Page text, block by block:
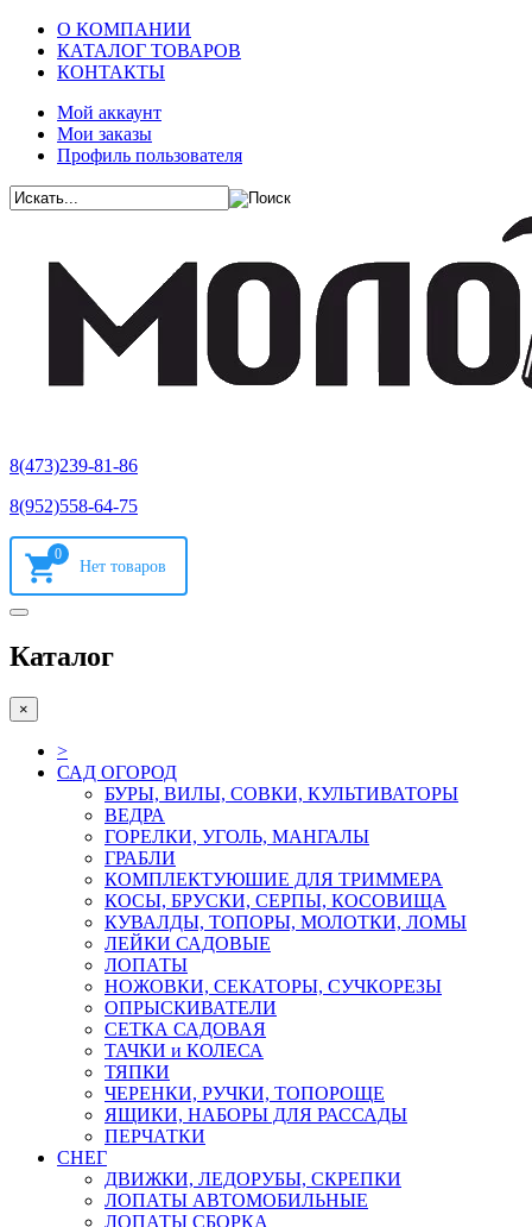
О КОМПАНИИ
КАТАЛОГ ТОВАРОВ
КОНТАКТЫ
Мой аккаунт
Мои заказы
Профиль пользователя
8(473)239-81-86
8(952)558-64-75
0
Каталог
×
>
САД ОГОРОД
БУРЫ, ВИЛЫ, СОВКИ, КУЛЬТИВАТОРЫ
ВЕДРА
ГОРЕЛКИ, УГОЛЬ, МАНГАЛЫ
ГРАБЛИ
КОМПЛЕКТУЮШИЕ ДЛЯ ТРИММЕРА
КОСЫ, БРУСКИ, СЕРПЫ, КОСОВИЩА
КУВАЛДЫ, ТОПОРЫ, МОЛОТКИ, ЛОМЫ
ЛЕЙКИ САДОВЫЕ
ЛОПАТЫ
НОЖОВКИ, СЕКАТОРЫ, СУЧКОРЕЗЫ
ОПРЫСКИВАТЕЛИ
СЕТКА САДОВАЯ
ТАЧКИ и КОЛЕСА
ТЯПКИ
ЧЕРЕНКИ, РУЧКИ, ТОПОРОЩЕ
ЯЩИКИ, НАБОРЫ ДЛЯ РАССАДЫ
ПЕРЧАТКИ
СНЕГ
ДВИЖКИ, ЛЕДОРУБЫ, СКРЕПКИ
ЛОПАТЫ АВТОМОБИЛЬНЫЕ
ЛОПАТЫ СБОРКА